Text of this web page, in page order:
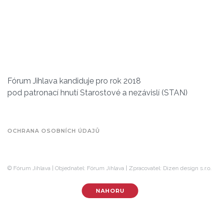
Fórum Jihlava kandiduje pro rok 2018
pod patronací hnutí Starostové a nezávislí (STAN)
OCHRANA OSOBNÍCH ÚDAJŮ
© Fórum Jihlava | Objednatel: Fórum Jihlava | Zpracovatel: Dizen design s.r.o.
NAHORU